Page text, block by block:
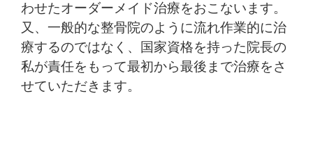
わせたオーダーメイド治療をおこないます。
又、一般的な整骨院のように流れ作業的に治
療するのではなく、国家資格を持った院長の
私が責任をもって最初から最後まで治療をさ
せていただきます。